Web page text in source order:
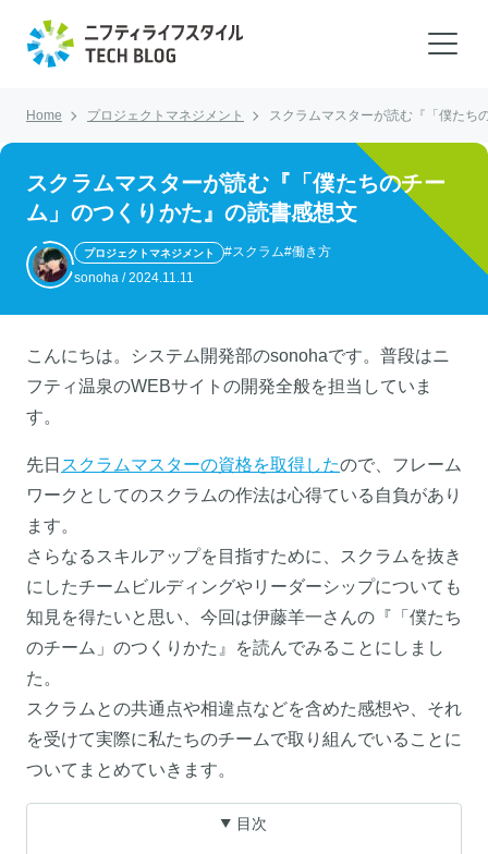
Home プロジェクトマネジメント スクラムマスターが読む『「僕たち
スクラムマスターが読む『「僕たちのチー
ム」のつくりかた』の読書感想文
プロジェクトマネジメント #スクラム#働き方
sonoha / 2024.11.11
こんにちは。システム開発部のsonohaです。普段はニ
フティ温泉のWEBサイトの開発全般を担当していま
す。
先日 スクラムマスターの資格を取得したので、フレーム
ワークとしてのスクラムの作法は心得ている自負があり
ます。
さらなるスキルアップを目指すために、スクラムを抜き
にしたチームビルディングやリーダーシップについても
知見を得たいと思い、今回は伊藤羊一さんの『「僕たち
のチーム」のつくりかた』を読んでみることにしまし
た。
スクラムとの共通点や相違点などを含めた感想や、それ
を受けて実際に私たちのチームで取り組んでいることに
ついてまとめていきます。
目次